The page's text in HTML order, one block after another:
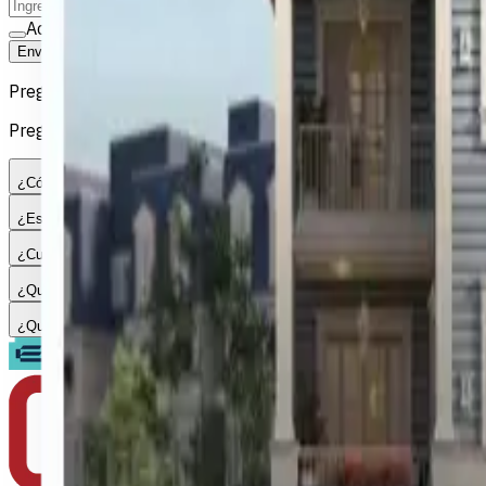
Acepto ser contactado respecto a la venta de mi
Enviar Detalles de la Propiedad
Preguntas Frecuentes
Preguntas comunes sobre la venta de propiedades en
¿Cómo publico mi propiedad?
¿Es gratis publicar?
¿Cuánto tarda en venderse?
¿Qué documentos necesito?
¿Qué pasa después de enviar?